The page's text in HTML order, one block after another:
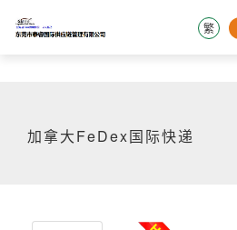
繁
加拿大FeDex国际快递